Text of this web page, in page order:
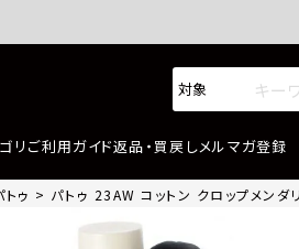
リ ご利用ガイド返品・買戻しメルマガ登録
トゥ パトゥ 23AW コットン クロップメン